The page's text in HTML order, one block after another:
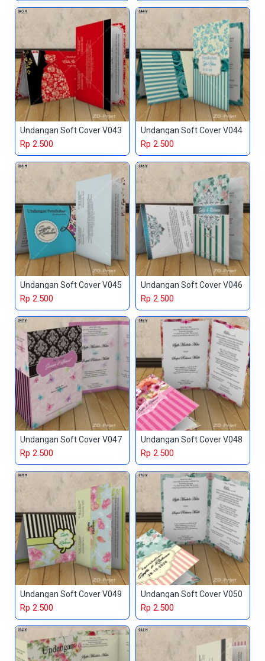
Undangan Soft Cover V043
Rp 2.500
Undangan Soft Cover V044
Rp 2.500
Undangan Soft Cover V045
Rp 2.500
Undangan Soft Cover V046
Rp 2.500
Undangan Soft Cover V047
Rp 2.500
Undangan Soft Cover V048
Rp 2.500
Undangan Soft Cover V049
Rp 2.500
Undangan Soft Cover V050
Rp 2.500